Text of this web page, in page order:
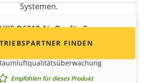
D6210 Air Quality Sensor
Ergänzung von Axis
Empfohlen für dieses Produkt
Systemen.
FINDEN